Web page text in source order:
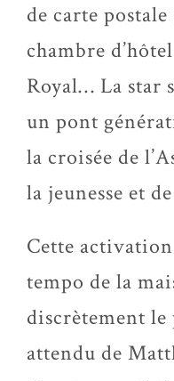
de carte
chambre
Royal… La star
un pont
la croisée de
la jeunesse et
Cette
tempo de la
discrètement
attendu de